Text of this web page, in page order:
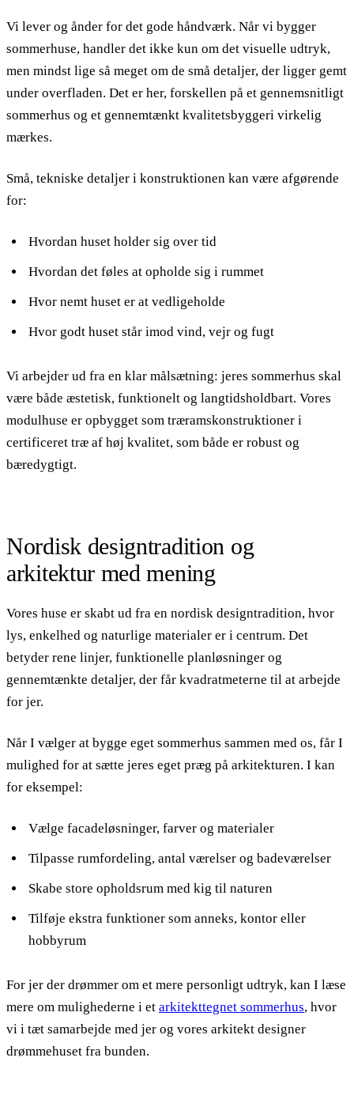
Vi lever og ånder for det gode håndværk. Når vi bygger
sommerhuse, handler det ikke kun om det visuelle udtryk,
men mindst lige så meget om de små detaljer, der ligger gemt
under overfladen. Det er her, forskellen på et gennemsnitligt
sommerhus og et gennemtænkt kvalitetsbyggeri virkelig
mærkes.
Små, tekniske detaljer i konstruktionen kan være afgørende
for:
Hvordan huset holder sig over tid
Hvordan det føles at opholde sig i rummet
Hvor nemt huset er at vedligeholde
Hvor godt huset står imod vind, vejr og fugt
Vi arbejder ud fra en klar målsætning: jeres sommerhus skal
være både æstetisk, funktionelt og langtidsholdbart. Vores
modulhuse er opbygget som træramskonstruktioner i
certificeret træ af høj kvalitet, som både er robust og
bæredygtigt.
Nordisk designtradition og
arkitektur med mening
Vores huse er skabt ud fra en nordisk designtradition, hvor
lys, enkelhed og naturlige materialer er i centrum. Det
betyder rene linjer, funktionelle planløsninger og
gennemtænkte detaljer, der får kvadratmeterne til at arbejde
for jer.
Når I vælger at bygge eget sommerhus sammen med os, får I
mulighed for at sætte jeres eget præg på arkitekturen. I kan
for eksempel:
Vælge facadeløsninger, farver og materialer
Tilpasse rumfordeling, antal værelser og badeværelser
Skabe store opholdsrum med kig til naturen
Tilføje ekstra funktioner som anneks, kontor eller
hobbyrum
For jer der drømmer om et mere personligt udtryk, kan I læse
mere om mulighederne i et arkitekttegnet sommerhus, hvor
vi i tæt samarbejde med jer og vores arkitekt designer
drømmehuset fra bunden.